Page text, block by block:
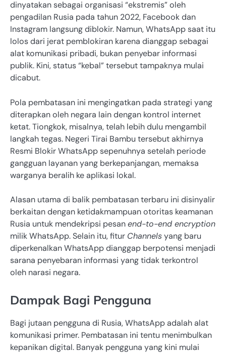
dinyatakan sebagai organisasi “ekstremis” oleh
pengadilan Rusia pada tahun 2022, Facebook dan
Instagram langsung diblokir. Namun, WhatsApp saat itu
lolos dari jerat pemblokiran karena dianggap sebagai
alat komunikasi pribadi, bukan penyebar informasi
publik. Kini, status “kebal” tersebut tampaknya mulai
dicabut.
Pola pembatasan ini mengingatkan pada strategi yang
diterapkan oleh negara lain dengan kontrol internet
ketat. Tiongkok, misalnya, telah lebih dulu mengambil
langkah tegas. Negeri Tirai Bambu tersebut akhirnya
Resmi Blokir WhatsApp sepenuhnya setelah periode
gangguan layanan yang berkepanjangan, memaksa
warganya beralih ke aplikasi lokal.
Alasan utama di balik pembatasan terbaru ini disinyalir
berkaitan dengan ketidakmampuan otoritas keamanan
Rusia untuk mendekripsi pesanend-to-end encryption
milik WhatsApp. Selain itu, fitur Channelsyang baru
diperkenalkan WhatsApp dianggap berpotensi menjadi
sarana penyebaran informasi yang tidak terkontrol
oleh narasi negara.
Dampak Bagi Pengguna
Bagi jutaan pengguna di Rusia, WhatsApp adalah alat
komunikasi primer. Pembatasan ini tentu menimbulkan
kepanikan digital. Banyak pengguna yang kini mulai